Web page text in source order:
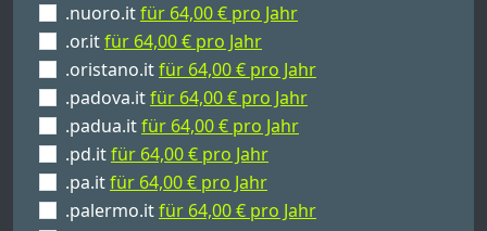
.nuoro.itfür 64,00 € pro Jahr
.or.itfür 64,00 € pro Jahr
.oristano.itfür 64,00 € pro Jahr
.padova.itfür 64,00 € pro Jahr
.padua.itfür 64,00 € pro Jahr
.pd.itfür 64,00 € pro Jahr
.pa.itfür 64,00 € pro Jahr
.palermo.itfür 64,00 € pro Jahr